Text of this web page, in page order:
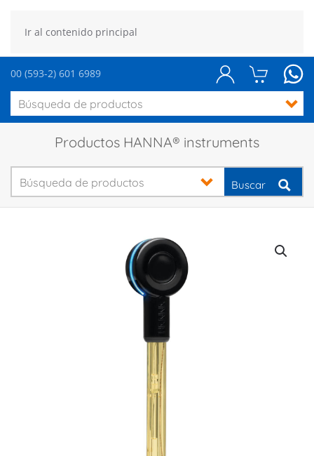
Ir al contenido principal
00 (593-2) 601 6989
Productos HANNA® instruments
Buscar